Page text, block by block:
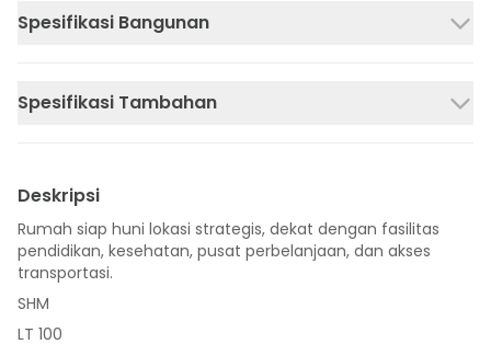
Spesifikasi Bangunan
Spesifikasi Tambahan
Deskripsi
Rumah siap huni lokasi strategis, dekat dengan fasilitas
pendidikan, kesehatan, pusat perbelanjaan, dan akses
transportasi.
SHM
LT 100